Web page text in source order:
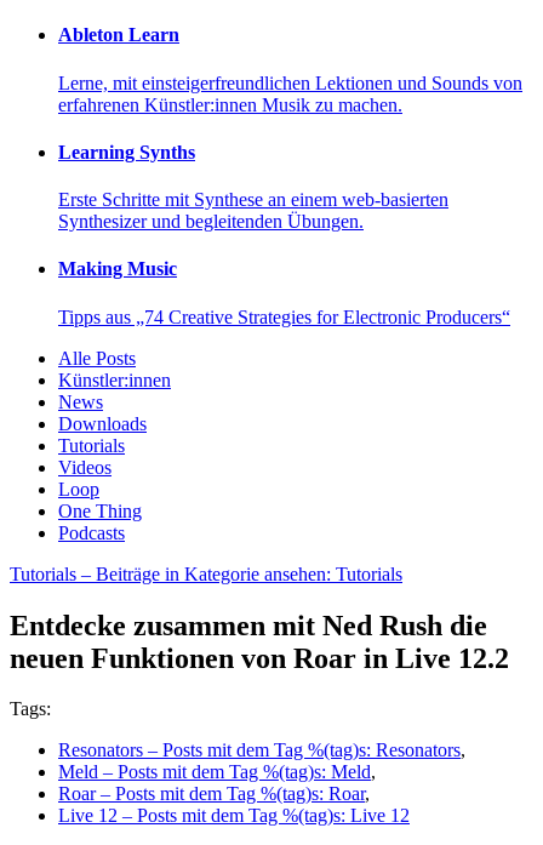
Ableton Learn
Lerne, mit einsteigerfreundlichen Lektionen und Sounds von
erfahrenen Künstler:innen Musik zu machen.
Learning Synths
Erste Schritte mit Synthese an einem web-basierten
Synthesizer und begleitenden Übungen.
Making Music
Tipps aus „74 Creative Strategies for Electronic Producers“
Alle Posts
Künstler:innen
News
Downloads
Tutorials
Videos
Loop
One Thing
Podcasts
Tutorials – Beiträge in Kategorie ansehen: Tutorials
Entdecke zusammen mit Ned Rush die
neuen Funktionen von Roar in Live 12.2
Tags:
Resonators – Posts mit dem Tag %(tag)s: Resonators,
Meld – Posts mit dem Tag %(tag)s: Meld,
Roar– Posts mit dem Tag %(tag)s: Roar,
Live 12 – Posts mit dem Tag %(tag)s: Live 12